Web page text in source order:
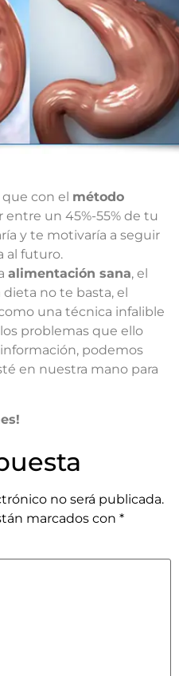
con el método
entre un 45%-55% de tu
y te motivaría a seguir
al futuro.
alimentación sana, el
no te basta, el
una técnica infalible
problemas que ello
podemos
en nuestra mano para
no será publicada.
marcados con *